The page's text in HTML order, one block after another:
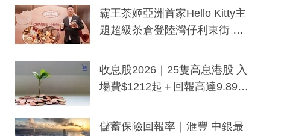
分鐘生成「貼地」宣傳短片
霸王茶姬亞洲首家Hello Kitty主
題超級茶倉登陸灣仔利東街 推
y及香港限定特調系列
收息股2026｜25隻高息港股 入
場費$1212起＋回報高達9.89
儲蓄保險回報率｜滙豐 中銀最